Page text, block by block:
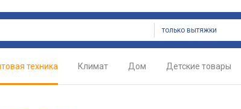
только вытяжки
техника Климат Дом Детские товары